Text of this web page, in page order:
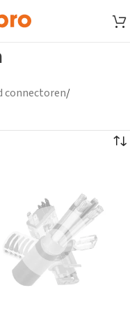
connectoren/